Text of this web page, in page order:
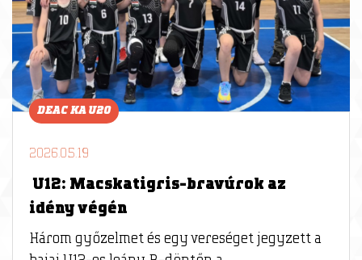
DEAC KA U20
2026.05.19
U12: Macskatigris-bravúrok az
idény végén
Három győzelmet és egy vereséget jegyzett a